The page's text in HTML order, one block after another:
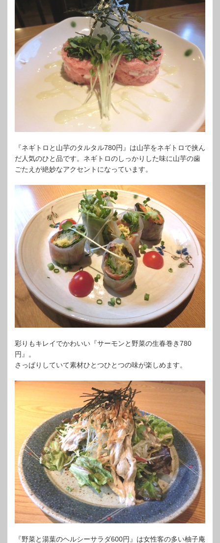
『ネギトロと山芋のタルタル780円』は山芋をネギトロで挟ん
だ人気のひと品です。ネギトロのしっかりした味に山芋の歯
ごたえが絶妙なアクセントになっています。
彩りもキレイでかわいい『サーモンと野菜の生春巻き780
円』。
さっぱりしていて素材ひとつひとつの味が楽しめます。
『野菜と湯葉のヘルシーサラダ600円』は女性客の多い柚子庵